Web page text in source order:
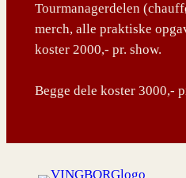
Tourmanagerdelen
merch, alle praktiske
koster 2000,- pr. show.
Begge dele koster 3000,-